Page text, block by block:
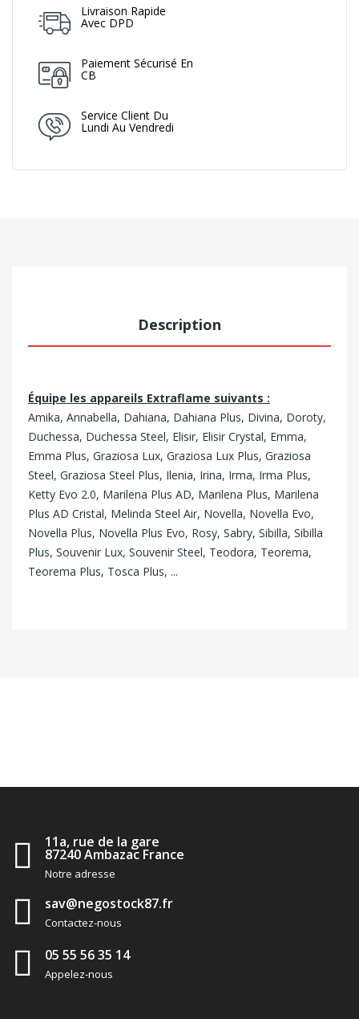
Livraison Rapide
Avec DPD
Paiement Sécurisé En
CB
Service Client Du
Lundi Au Vendredi
Description
Équipe les appareils Extraflame suivants :
Amika, Annabella, Dahiana, Dahiana Plus, Divina, Doroty,
Duchessa, Duchessa Steel, Elisir, Elisir Crystal, Emma,
Emma Plus, Graziosa Lux, Graziosa Lux Plus, Graziosa
Steel, Graziosa Steel Plus, Ilenia, Irina, Irma, Irma Plus,
Ketty Evo 2.0, Marilena Plus AD, Marilena Plus, Marilena
Plus AD Cristal, Melinda Steel Air, Novella, Novella Evo,
Novella Plus, Novella Plus Evo, Rosy, Sabry, Sibilla, Sibilla
Plus, Souvenir Lux, Souvenir Steel, Teodora, Teorema,
Teorema Plus, Tosca Plus, ...
11a, rue de la gare
87240 Ambazac France
Notre adresse
sav@negostock87.fr
Contactez-nous
05 55 56 35 14
Appelez-nous